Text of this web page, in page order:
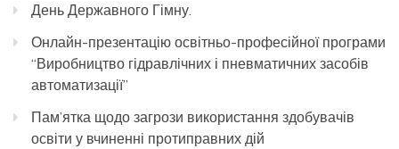
День Державного Гімну.
Онлайн-презентацію освітньо-професійної програми
“Виробництво гідравлічних і пневматичних засобів
автоматизації”
Пам’ятка щодо загрози використання здобувачів
освіти у вчиненні протиправних дій